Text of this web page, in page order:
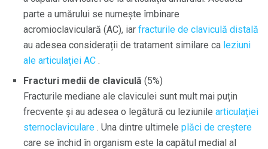
parte a umărului se numește îmbinare
acromioclaviculară (AC), iar fracturile de claviculă distală
au adesea considerații de tratament similare ca leziuni
ale articulației AC .
Fracturi medii de claviculă (5%)
Fracturile mediane ale claviculei sunt mult mai puțin
frecvente și au adesea o legătură cu leziunile articulației
sternoclaviculare . Una dintre ultimele plăci de creștere
care se închid în organism este la capătul medial al